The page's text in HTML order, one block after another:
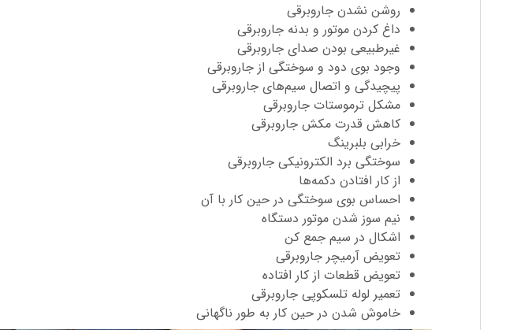
روشن نشدن جاروبرقی
داغ کردن موتور و بدنه جاروبرقی
غیرطبیعی بودن صدای جاروبرقی
وجود بوی دود و سوختگی از جاروبرقی
پیچیدگی و اتصال سیم‌های جاروبرقی
مشکل ترموستات جاروبرقی
کاهش قدرت مکش جاروبرقی
خرابی بلبرینگ
سوختگی برد الکترونیکی جاروبرقی
از کار افتادن دکمه‌ها
احساس بوی سوختگی در حین کار با آن
نیم سوز شدن موتور دستگاه
اشکال در سیم جمع کن
تعویض آرمیچر جاروبرقی
تعویض قطعات از کار افتاده
تعمیر لوله تلسکوپی جاروبرقی
خاموش شدن در حین کار به طور ناگهانی